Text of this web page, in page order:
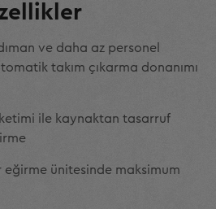
ve daha az personel
takım çıkarma donanımı
ile kaynaktan tasarruf
ünitesinde maksimum